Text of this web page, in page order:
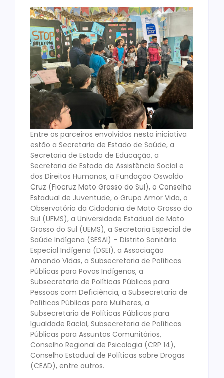
Entre os parceiros envolvidos nesta iniciativa
estão a Secretaria de Estado de Saúde, a
Secretaria de Estado de Educação, a
Secretaria de Estado de Assistência Social e
dos Direitos Humanos, a Fundação Oswaldo
Cruz (Fiocruz Mato Grosso do Sul), o Conselho
Estadual de Juventude, o Grupo Amor Vida, o
Observatório da Cidadania de Mato Grosso do
Sul (UFMS), a Universidade Estadual de Mato
Grosso do Sul (UEMS), a Secretaria Especial de
Saúde Indígena (SESAI) – Distrito Sanitário
Especial Indígena (DSEI), a Associação
Amando Vidas, a Subsecretaria de Políticas
Públicas para Povos Indígenas, a
Subsecretaria de Políticas Públicas para
Pessoas com Deficiência, a Subsecretaria de
Políticas Públicas para Mulheres, a
Subsecretaria de Políticas Públicas para
Igualdade Racial, Subsecretaria de Políticas
Públicas para Assuntos Comunitários,
Conselho Regional de Psicologia (CRP 14),
Conselho Estadual de Políticas sobre Drogas
(CEAD), entre outros.